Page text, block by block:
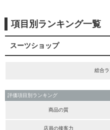
項目別ランキング一覧
スーツショップ
総合
評価項目別ランキング
商品の質
店員の接客力